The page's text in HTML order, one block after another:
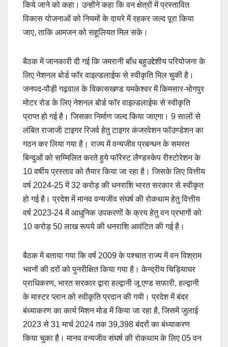
किये जाने को कहा। उन्होंने कहा कि वन क्षेत्रों में प्रस्तावित
विकास योजनाओं को नियमों के दायरे में रहकर जल्द पूरा किया
जाए, ताकि आमजन को सहूलियत मिल सके।
बैठक में जानकारी दी गई कि जमरानी बाँध बहुउद्देशीय परियोजना के
लिए नेशनल बोर्ड फॉर वाइल्डलाईफ से स्वीकृति मिल चुकी है।
जनपद-पौड़ी गढ़वाल के विकासखण्ड यमकेश्वर में किमसार-भोगपुर
मोटर रोड के लिए नेशनल बोर्ड फॉर वाइल्डलाईफ से स्वीकृति
प्राप्त हो गई है। जिसका निर्माण जल्द किया जाएगा। 9 सालों से
लंबित राजाजी टाइगर रिजर्व हेतु टाइगर कंजरवेशन फॉउण्डेशन का
गठन कर लिया गया है। राज्य में वन्यजीव प्रबन्धन के समस्त
बिन्दुओं को सम्मिलित करते हुये फॉरेस्ट लैण्डस्केप रीस्टोरेशन के
10 वर्षीय प्रस्ताव को तैयार किया जा रहा है। जिसके लिए वित्तीय
वर्ष 2024-25 में 32 करोड़ की धनराशि भारत सरकार से स्वीकृत
हो गई है। प्रदेश में मानव वन्यजीव संघर्ष की रोकथाम हेतु वित्तीय
वर्ष 2023-24 में आधुनिक उपकरणों के क्रय हेतु वन प्रभागों को
10 करोड़ 50 लाख रूपये की धनराशि आवंटित की गई है।
बैठक में बताया गया कि वर्ष 2009 के पश्चात राज्य में वन विश्राम
भवनों की दरों को पुनरीक्षित किया गया है। केन्द्रीय चिड़ियाघर
प्राधिकरण, भारत सरकार द्वारा हल्द्वानी जू एण्ड सफारी, हल्द्वानी
के मास्टर प्लान को स्वीकृति प्रदान की गयी। प्रदेश में बंदर
बंध्याकरण का कार्य मिशन मोड में किया जा रहा है, जिसमें जुलाई
2023 से 31 मार्च 2024 तक 39,398 बंदरों का बंध्याकरण
किया चुका है। मानव वन्यजीव संघर्ष की रोकथाम के लिए 05 वन